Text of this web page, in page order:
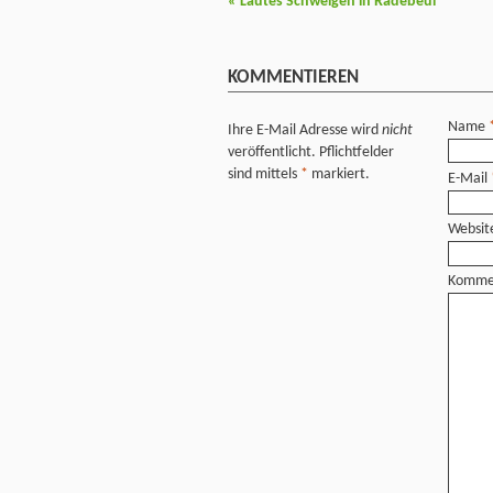
KOMMENTIEREN
Ihre E-Mail Adresse wird nicht
veröffentlicht. Pflichtfelder
sind mittels * markiert.
Name
E-Mail